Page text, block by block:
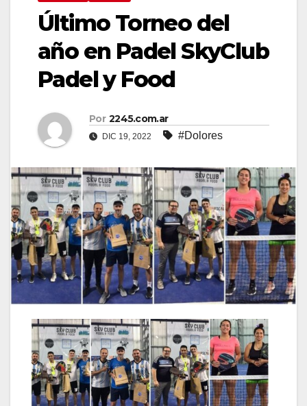
Último Torneo del
año en Padel SkyClub
Padel y Food
Por 2245.com.ar
DIC 19, 2022 #Dolores